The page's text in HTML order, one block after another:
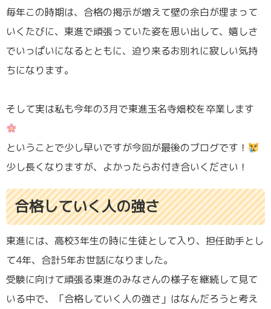
毎年この時期は、合格の掲示が増えて壁の余白が埋まって
いくたびに、東進で頑張っていた姿を思い出して、嬉しさ
でいっぱいになるとともに、迫り来るお別れに寂しい気持
ちになります。
そして実は私も今年の3月で東進玉名寺畑校を卒業します
ということで少し早いですが今回が最後のブログです！
少し長くなりますが、よかったらお付き合いください！
合格していく人の強さ
東進には、高校3年生の時に生徒として入り、担任助手とし
て4年、合計5年お世話になりました。
受験に向けて頑張る東進のみなさんの様子を継続して見て
いる中で、「合格していく人の強さ」はなんだろうと考え